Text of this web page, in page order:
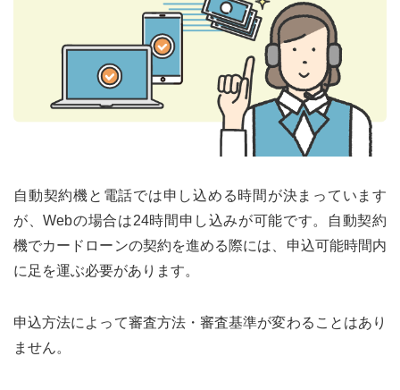
自動契約機と電話では申し込める時間が決まっています
が、Webの場合は24時間申し込みが可能です。自動契約
機でカードローンの契約を進める際には、申込可能時間内
に足を運ぶ必要があります。
申込方法によって審査方法・審査基準が変わることはあり
ません。